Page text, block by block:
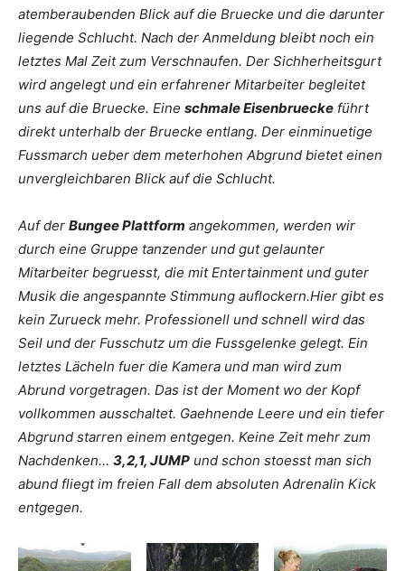
atemberaubenden Blick auf die Bruecke und die darunter
liegende Schlucht. Nach der Anmeldung bleibt noch ein
letztes Mal Zeit zum Verschnaufen. Der Sichherheitsgurt
wird angelegt und ein erfahrener Mitarbeiter begleitet
uns auf die Bruecke. Eine schmale Eisenbruecke führt
direkt unterhalb der Bruecke entlang. Der einminuetige
Fussmarch ueber dem meterhohen Abgrund bietet einen
unvergleichbaren Blick auf die Schlucht.
Auf der Bungee Plattform angekommen, werden wir
durch eine Gruppe tanzender und gut gelaunter
Mitarbeiter begruesst, die mit Entertainment und guter
Musik die angespannte Stimmung auflockern.Hier gibt es
kein Zurueck mehr. Professionell und schnell wird das
Seil und der Fusschutz um die Fussgelenke gelegt. Ein
letztes Lächeln fuer die Kamera und man wird zum
Abrund vorgetragen. Das ist der Moment wo der Kopf
vollkommen ausschaltet. Gaehnende Leere und ein tiefer
Abgrund starren einem entgegen. Keine Zeit mehr zum
Nachdenken… 3,2,1, JUMP und schon stoesst man sich
abund fliegt im freien Fall dem absoluten Adrenalin Kick
entgegen.